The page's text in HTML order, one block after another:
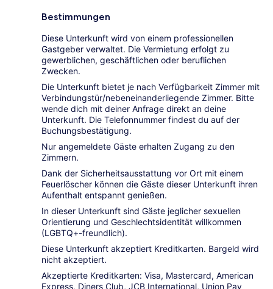
Bestimmungen
Diese Unterkunft wird von einem professionellen
Gastgeber verwaltet. Die Vermietung erfolgt zu
gewerblichen, geschäftlichen oder beruflichen
Zwecken.
Die Unterkunft bietet je nach Verfügbarkeit Zimmer mit
Verbindungstür/nebeneinanderliegende Zimmer. Bitte
wende dich mit deiner Anfrage direkt an deine
Unterkunft. Die Telefonnummer findest du auf der
Buchungsbestätigung.
Nur angemeldete Gäste erhalten Zugang zu den
Zimmern.
Dank der Sicherheitsausstattung vor Ort mit einem
Feuerlöscher können die Gäste dieser Unterkunft ihren
Aufenthalt entspannt genießen.
In dieser Unterkunft sind Gäste jeglicher sexuellen
Orientierung und Geschlechtsidentität willkommen
(LGBTQ+-freundlich).
Diese Unterkunft akzeptiert Kreditkarten. Bargeld wird
nicht akzeptiert.
Akzeptierte Kreditkarten: Visa, Mastercard, American
Express, Diners Club, JCB International, Union Pay